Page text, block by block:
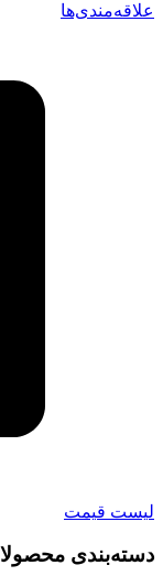
علاقه‌مندی‌ها
لیست قیمت
دسته‌بندی